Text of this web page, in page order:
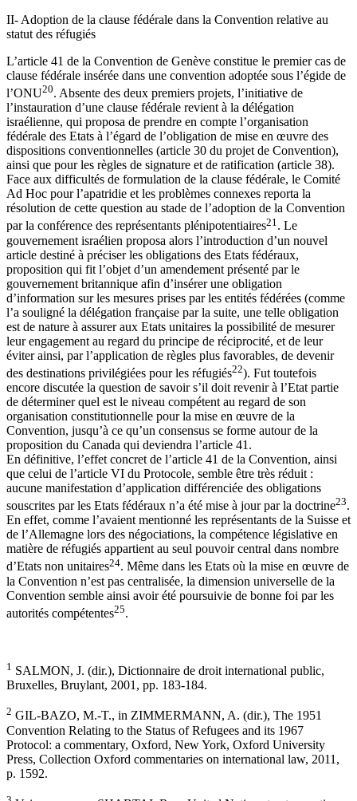
II- Adoption de la clause fédérale dans la Convention relative au
statut des réfugiés
L’article 41 de la Convention de Genève constitue le premier cas de
clause fédérale insérée dans une convention adoptée sous l’égide de
l’ONU20. Absente des deux premiers projets, l’initiative de
l’instauration d’une clause fédérale revient à la délégation
israélienne, qui proposa de prendre en compte l’organisation
fédérale des Etats à l’égard de l’obligation de mise en œuvre des
dispositions conventionnelles (article 30 du projet de Convention),
ainsi que pour les règles de signature et de ratification (article 38).
Face aux difficultés de formulation de la clause fédérale, le Comité
Ad Hoc pour l’apatridie et les problèmes connexes reporta la
résolution de cette question au stade de l’adoption de la Convention
par la conférence des représentants plénipotentiaires21 . Le
gouvernement israélien proposa alors l’introduction d’un nouvel
article destiné à préciser les obligations des Etats fédéraux,
proposition qui fit l’objet d’un amendement présenté par le
gouvernement britannique afin d’insérer une obligation
d’information sur les mesures prises par les entités fédérées (comme
l’a souligné la délégation française par la suite, une telle obligation
est de nature à assurer aux Etats unitaires la possibilité de mesurer
leur engagement au regard du principe de réciprocité, et de leur
éviter ainsi, par l’application de règles plus favorables, de devenir
des destinations privilégiées pour les réfugiés22). Fut toutefois
encore discutée la question de savoir s’il doit revenir à l’Etat partie
de déterminer quel est le niveau compétent au regard de son
organisation constitutionnelle pour la mise en œuvre de la
Convention, jusqu’à ce qu’un consensus se forme autour de la
proposition du Canada qui deviendra l’article 41.
En définitive, l’effet concret de l’article 41 de la Convention, ainsi
que celui de l’article VI du Protocole, semble être très réduit :
aucune manifestation d’application différenciée des obligations
souscrites par les Etats fédéraux n’a été mise à jour par la doctrine23.
En effet, comme l’avaient mentionné les représentants de la Suisse et
de l’Allemagne lors des négociations, la compétence législative en
matière de réfugiés appartient au seul pouvoir central dans nombre
d’Etats non unitaires24. Même dans les Etats où la mise en œuvre de
la Convention n’est pas centralisée, la dimension universelle de la
Convention semble ainsi avoir été poursuivie de bonne foi par les
autorités compétentes25.
1 SALMON, J. (dir.), Dictionnaire de droit international public,
Bruxelles, Bruylant, 2001, pp. 183-184.
2 GIL-BAZO, M.-T., in ZIMMERMANN, A. (dir.), The 1951
Convention Relating to the Status of Refugees and its 1967
Protocol: a commentary, Oxford, New York, Oxford University
Press, Collection Oxford commentaries on international law, 2011,
p. 1592.